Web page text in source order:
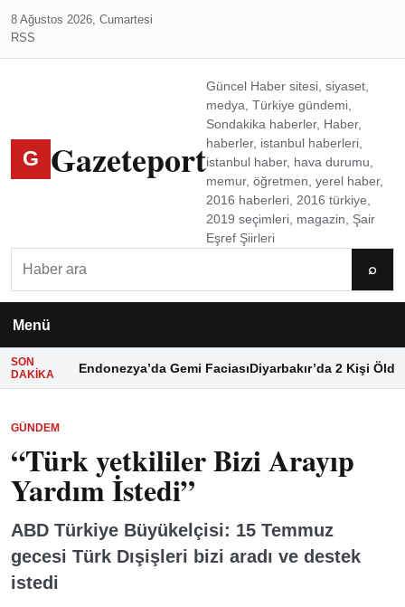
8 Ağustos 2026, Cumartesi
RSS
G Gazeteport
Güncel Haber sitesi, siyaset,
medya, Türkiye gündemi,
Sondakika haberler, Haber,
haberler, istanbul haberleri,
istanbul haber, hava durumu,
memur, öğretmen, yerel haber,
2016 haberleri, 2016 türkiye,
2019 seçimleri, magazin, Şair
Eşref Şiirleri
⌕
Menü
SON
DAKIKA
Endonezya’da Gemi FaciasıDiyarbakır’da 2 Kişi Öldü
GÜNDEM
“Türk yetkililer Bizi Arayıp
Yardım İstedi”
ABD Türkiye Büyükelçisi: 15 Temmuz
gecesi Türk Dışişleri bizi aradı ve destek
istedi